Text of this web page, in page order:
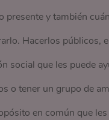
presente y también
Hacerlos públicos,
social que les puede
o tener un grupo de
en común que les